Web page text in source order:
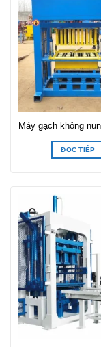
Máy gạch không
ĐỌC TIẾP